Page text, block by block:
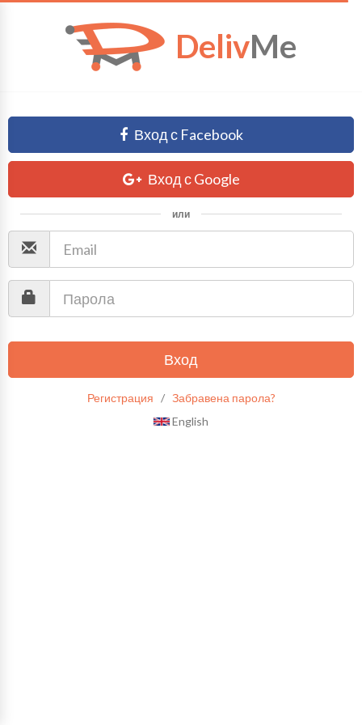
DelivMe
Вход с Facebook
Вход с Google
или
Вход
Регистрация / Забравена парола?
English